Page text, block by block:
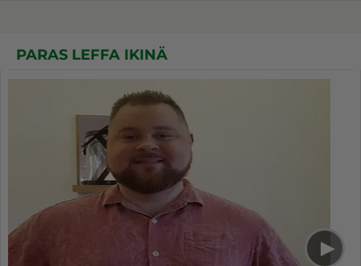
PARAS LEFFA IKINÄ